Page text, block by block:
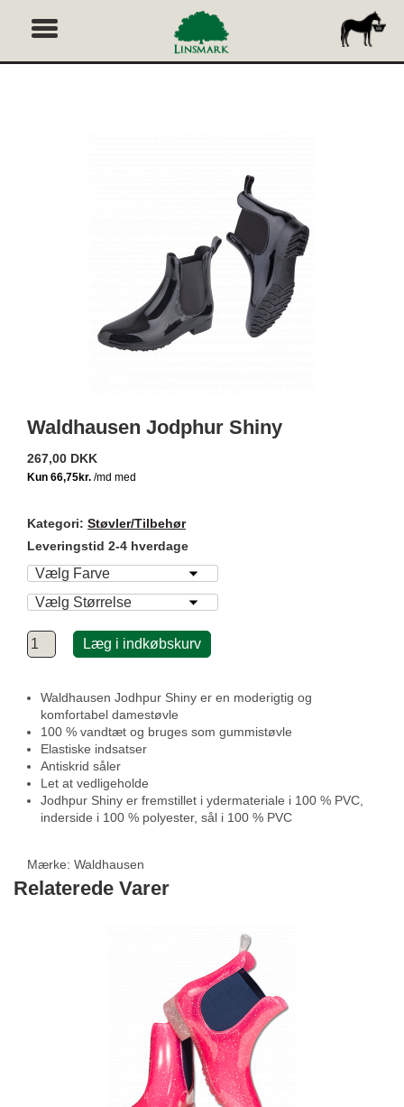
Waldhausen Jodphur Shiny
267,00 DKK
Kategori: Støvler/Tilbehør
Leveringstid 2-4 hverdage
Læg i indkøbskurv
Waldhausen Jodhpur Shiny er en moderigtig og
komfortabel damestøvle
100 % vandtæt og bruges som gummistøvle
Elastiske indsatser
Antiskrid såler
Let at vedligeholde
Jodhpur Shiny er fremstillet i ydermateriale i 100 % PVC,
inderside i 100 % polyester, sål i 100 % PVC
Mærke: Waldhausen
Relaterede Varer